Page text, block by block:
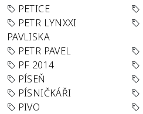
PETICE
PETR LYNXXI
PAVLISKA
PETR PAVEL
PF 2014
PÍSEŇ
PÍSNIČKÁŘI
PIVO